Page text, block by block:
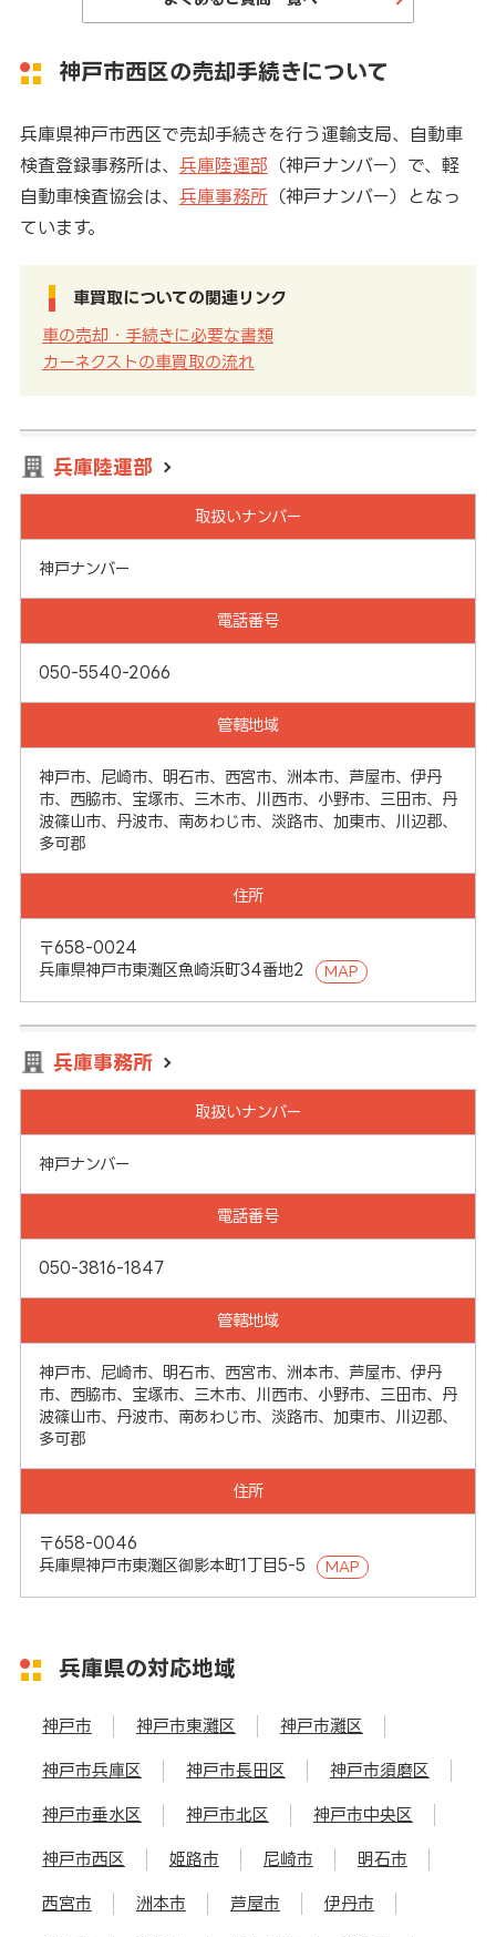
神戸市西区の売却手続きについて
兵庫県神戸市西区で売却手続きを行う運輸支局、自動車
検査登録事務所は、 兵庫陸運部 （神戸ナンバー）で、軽
自動車検査協会は、 兵庫事務所（神戸ナンバー）となっ
ています。
車買取についての関連リンク
車の売却・手続きに必要な書類
カーネクストの車買取の流れ
兵庫陸運部
取扱いナンバー
神戸ナンバー
電話番号
050-5540-2066
管轄地域
神戸市、尼崎市、明石市、西宮市、洲本市、芦屋市、伊丹
市、西脇市、宝塚市、三木市、川西市、小野市、三田市、丹
波篠山市、丹波市、南あわじ市、淡路市、加東市、川辺郡、
多可郡
住所
〒658-0024
兵庫県神戸市東灘区魚崎浜町34番地2
MAP
兵庫事務所
取扱いナンバー
神戸ナンバー
電話番号
050-3816-1847
管轄地域
神戸市、尼崎市、明石市、西宮市、洲本市、芦屋市、伊丹
市、西脇市、宝塚市、三木市、川西市、小野市、三田市、丹
波篠山市、丹波市、南あわじ市、淡路市、加東市、川辺郡、
多可郡
住所
〒658-0046
兵庫県神戸市東灘区御影本町1丁目5-5
MAP
兵庫県の対応地域
神戸市 神戸市東灘区 神戸市灘区
神戸市兵庫区 神戸市長田区 神戸市須磨区
神戸市垂水区 神戸市北区 神戸市中央区
神戸市西区 姫路市 尼崎市 明石市
西宮市 洲本市 芦屋市 伊丹市